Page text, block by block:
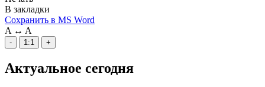
В закладки
Сохранить в MS Word
A ↔ A
- 1:1 +
Актуальное сегодня